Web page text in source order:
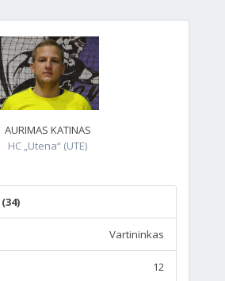
AURIMAS KATINAS
HC „Utena“ (UTE)
(34)
Vartininkas
12